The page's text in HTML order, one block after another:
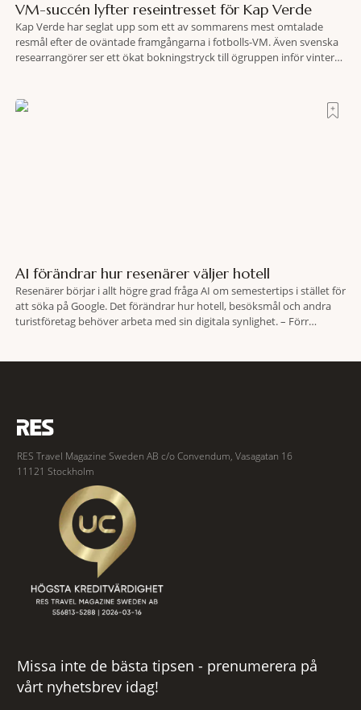
VM-succén lyfter reseintresset för Kap Verde
Kap Verde har seglat upp som ett av sommarens mest omtalade
resmål efter de oväntade framgångarna i fotbolls-VM. Även svenska
researrangörer ser ett ökat bokningstryck till ögruppen inför vintern.
motsvarande vecka i
AI förändrar hur resenärer väljer hotell
Resenärer börjar i allt högre grad fråga AI om semestertips i stället för
att söka på Google. Det förändrar hur hotell, besöksmål och andra
turistföretag behöver arbeta med sin digitala synlighet. – Förr
RES Travel Magazine Sweden AB c/o Convendum, Vasagatan 16
11121 Stockholm
Missa inte de bästa tipsen - prenumerera på
vårt nyhetsbrev idag!